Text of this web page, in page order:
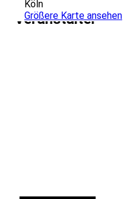
Köln
Größere Karte ansehen
Veranstalter